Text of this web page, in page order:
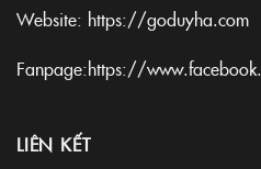
Website: https://goduyha.com
Fanpage:https://
LIÊN KẾT